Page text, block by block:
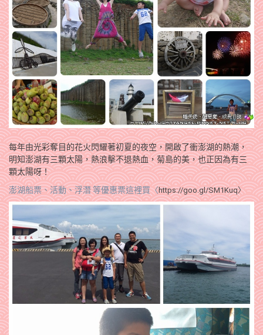
每年由光彩奪目的花火閃耀著初夏的夜空，開啟了衝澎湖的熱潮，
明知澎湖有三顆太陽，熱浪擊不退熱血，菊島的美，也正因為有三
顆太陽呀！
澎湖船票、活動、浮潛 等優惠票這裡買〈https://goo.gl/SM1Kuq〉